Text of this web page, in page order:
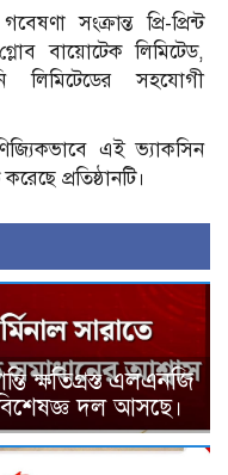
সংক্রান্ত প্রি-প্রিন্ট
বায়োটেক লিমিটেড,
লিমিটেডের সহযোগী
এই ভ্যাকসিন
প্রতিষ্ঠানটি।
ক্ষতিগ্রস্ত এলএনজি
বিশেষজ্ঞ দল আসছে।